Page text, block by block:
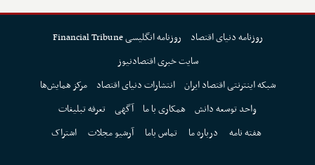
روزنامه دنیای اقتصاد
روزنامه انگلیسی Financial Tribune
سایت خبری اقتصادنیوز
شبکه اینترنتی اقتصاد ایران انتشارات دنیای اقتصاد
مرکز همایش‌ها
واحد توسعه دانش همکاری با ما آگهی تعرفه تبلیغات
هفته نامه
درباره ما تماس باما آرشیو مجلات اشتراک